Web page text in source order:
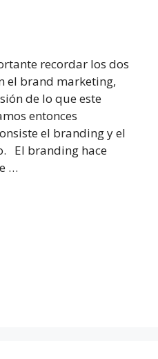
recordar los dos
el brand marketing,
de lo que este
entonces
el branding y el
El branding hace
…